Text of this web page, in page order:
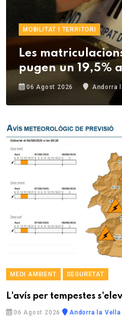
MOBILITAT I TERRITORI
Les
pugen un 19,5%
06 Agost 2026 Andorra
MEDI AMBIENT SEGURETAT
L'avís per tempestes
06 Agost 2026 Andorra la Vella